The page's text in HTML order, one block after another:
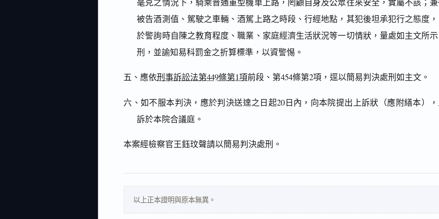
被告酒測值、駕駛之車輛、酒駕上路之時段、行經地點，其犯後坦承犯行之態度
於警詢時自陳之教育程度、職業、家庭經濟生活狀況等一切情狀，量處如主文所
刑，並諭知易科罰金之折算標準，以資警惕。
五、應依刑事訴訟法第449條第1項前段、第454條第2項，逕以簡易判決處刑如主文。
六、如不服本判決，應於判決送達之日起20日內，向本院提出上訴狀（應附繕本）
訴於本院合議庭。
本案經檢察官王鈺玟聲請以簡易判決處刑。
以上正本證明與原本無異。